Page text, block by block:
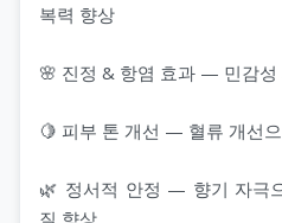
복력 향상
🌸 진정 & 항염 효과 — 민감성
🍋 피부 톤 개선 — 혈류 개선
🌿 정서적 안정 — 향기 자극
질 향상